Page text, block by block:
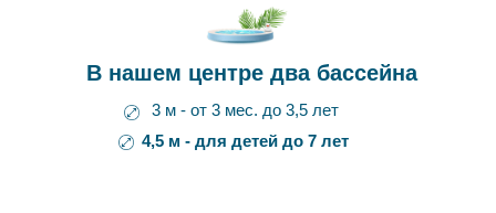
В нашем центре два бассейна
4,5 м - для детей до 7 лет
3 м - от 3 мес. до 3,5 лет